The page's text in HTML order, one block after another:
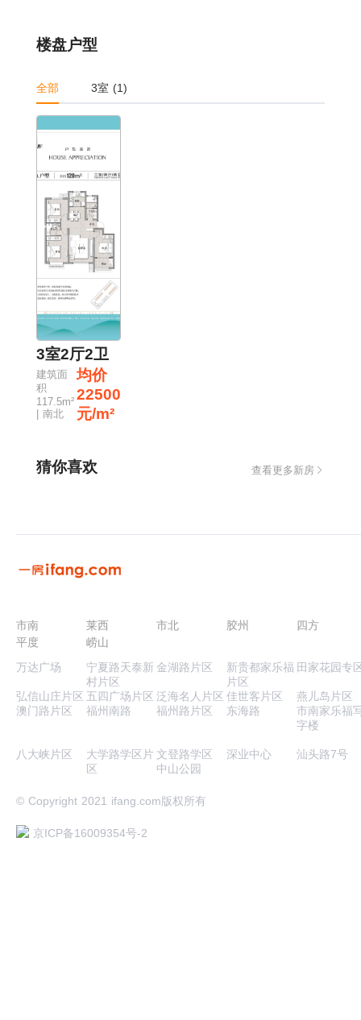
楼盘户型
全部 3室 (1)
3室2厅2卫
建筑面
积
117.5m²
| 南北
均价
22500
元/m²
猜你喜欢 查看更多新房
市南 莱西 市北 胶州
四方
平度
崂山
万达广场
宁夏路天泰新
村片区
金湖路片区
新贵都家乐福
片区
田家花园专
弘信山庄片区 五四广场片区 泛海名人片区 佳世客片区
燕儿岛片区
澳门路片区
福州南路 福州路片区 东海路
市南家乐福
字楼
八大峡片区
大学路学区片
区
文登路学区 深业中心
汕头路7号
中山公园
© Copyright 2021 ifang.com版权所有
京ICP备16009354号-2